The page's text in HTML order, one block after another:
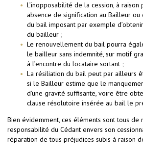
L’inopposabilité de la cession, à raison
absence de signification au Bailleur
du bail imposant par exemple
du bailleur ;
Le renouvellement du bail pourra
le bailleur sans indemnité, sur motif
à l’encontre du locataire sortant ;
La résiliation du bail peut par ailleurs
si le Bailleur estime que le
d’une gravité suffisante, voire être
clause résolutoire insérée au bail le
Bien évidemment, ces éléments sont tous de
responsabilité du Cédant envers son
réparation de tous préjudices subis à raison